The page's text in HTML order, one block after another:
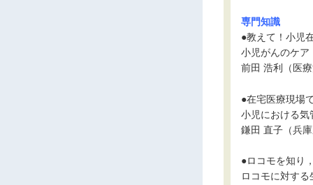
専門知識
●教えて！小児
小児がんのケ
前田 浩利（医
●在宅医療現場
小児における気
鎌田 直子（兵
●ロコモを知り
ロコモに対す